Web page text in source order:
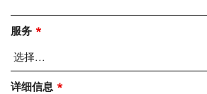
服务 *
详细信息 *